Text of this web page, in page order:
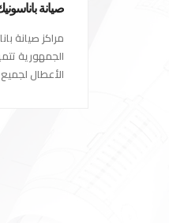
صيانة
مراكز صيانة
الجمهورية
الأعطال لجميع